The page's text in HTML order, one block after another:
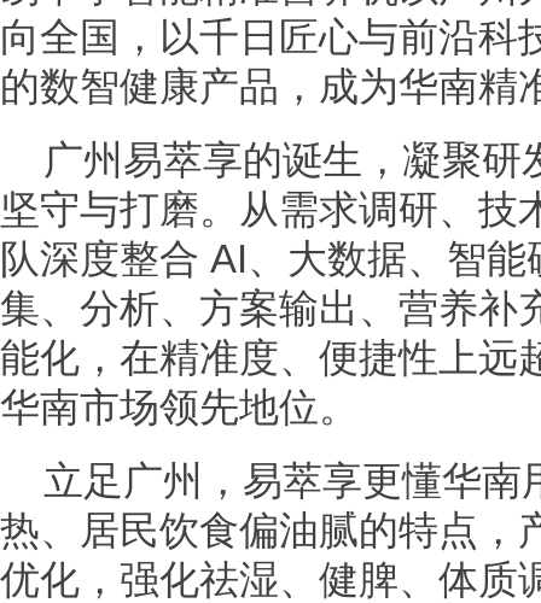
向全国，以千日匠心与前沿科
的数智健康产品，成为华南精
广州易萃享的诞生，凝聚
坚守与打磨。从需求调研、技
队深度整合 AI、大数据、智
集、分析、方案输出、营养补
能化，在精准度、便捷性上远
华南市场领先地位。
立足广州，易萃享更懂华南
热、居民饮食偏油腻的特点，
优化，强化祛湿、健脾、体质